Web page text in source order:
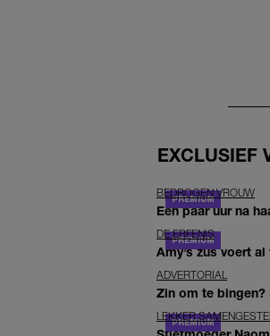
EXCLUSIEF
BEDROGEN VROUW
Een paar uur na
DE ERFENIS
Amy’s zus voert
ADVERTORIAL
Zin om te bingen?
LEKKER